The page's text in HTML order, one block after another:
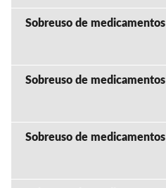
Sobreuso de medicamentos
Sobreuso de medicamentos
Sobreuso de medicamentos